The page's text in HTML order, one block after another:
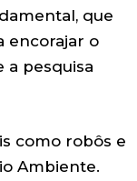
que
encorajar o
a pesquisa
como robôs e
Ambiente.